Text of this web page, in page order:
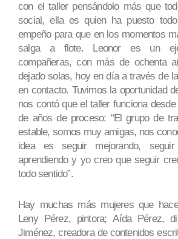
con el taller pensándolo más que
social, ella es quien ha puesto
empeño para que en los momentos
salga a flote. Leonor es un
compañeras, con más de ochenta
dejado solas, hoy en día a través de
en contacto. Tuvimos la oportunidad
nos contó que el taller funciona
de años de proceso: “El grupo de
estable, somos muy amigas, nos
idea es seguir mejorando, seguir
aprendiendo y yo creo que seguir
todo sentido”.
Hay muchas más mujeres que
Leny Pérez, pintora; Aída Pérez,
Jiménez, creadora de contenidos